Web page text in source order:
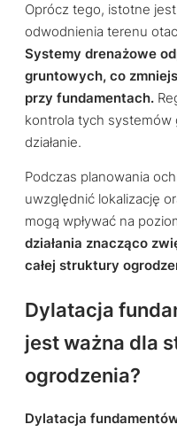
Oprócz tego, istotne
odwodnienia terenu
Systemy drenażowe
gruntowych, co
przy fundamentach.
kontrola tych systemów
działanie.
Podczas planowania
uwzględnić lokalizację
mogą wpływać na
działania znacząco
całej struktury
Dylatacja
jest ważna dla
ogrodzenia?
Dylatacja